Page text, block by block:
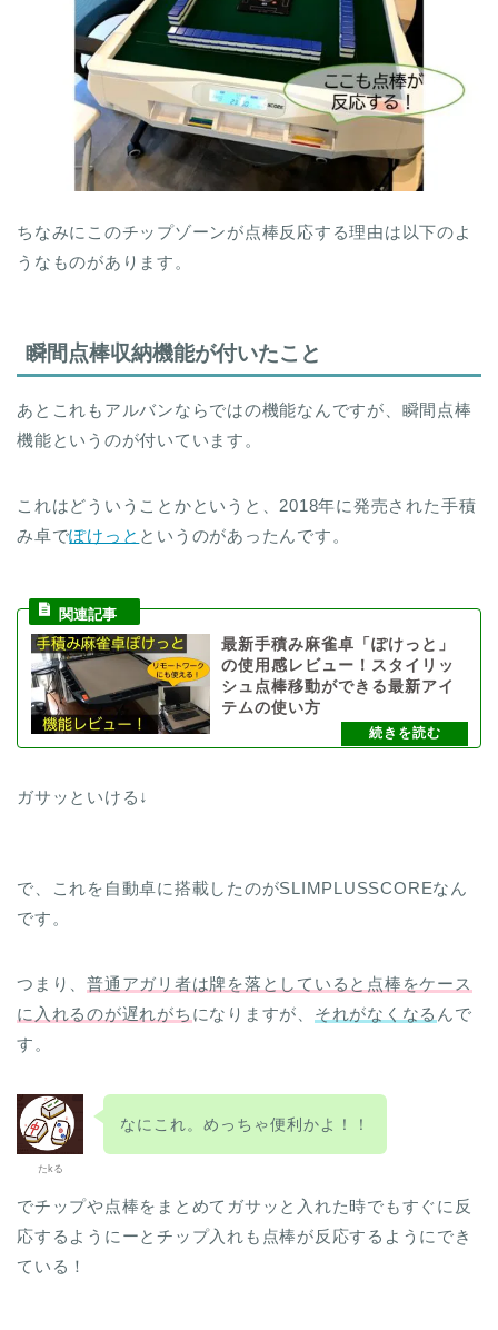
ちなみにこのチップゾーンが点棒反応する理由は以下のよ
うなものがあります。
瞬間点棒収納機能が付いたこと
あとこれもアルバンならではの機能なんですが、瞬間点棒
機能というのが付いています。
これはどういうことかというと、2018年に発売された手積
み卓でぽけっと というのがあったんです。
最新手積み麻雀卓「ぽけっと」
の使用感レビュー！スタイリッ
シュ点棒移動ができる最新アイ
テムの使い方
ガサッといける↓
で、これを自動卓に搭載したのがSLIMPLUSSCOREなん
です。
つまり、普通アガリ者は牌を落としていると点棒をケース
に入れるのが遅れがち になりますが、 それがなくなる んで
す。
たkる
なにこれ。めっちゃ便利かよ！！
でチップや点棒をまとめてガサッと入れた時でもすぐに反
応するようにーとチップ入れも点棒が反応するようにでき
ている！